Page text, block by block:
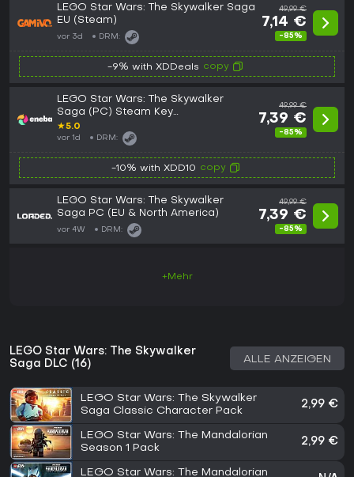
LEGO Star Wars: The Skywalker Saga
EU (Steam)
vor 3d DRM:
49,99 €
7,14 €
-85%
-9% with XDDeals copy
LEGO Star Wars: The Skywalker
Saga (PC) Steam Key
EUROPE/NORTH AMERICA
★5.0
vor 1d DRM:
49,99 €
7,39 €
-85%
-10% with XDD10 copy
LEGO Star Wars: The Skywalker
Saga PC (EU & North America)
vor 4W DRM:
49,99 €
7,39 €
-85%
+Mehr
LEGO Star Wars: The Skywalker
Saga DLC (16)
ALLE ANZEIGEN
LEGO Star Wars: The Skywalker
Saga Classic Character Pack
2,99 €
LEGO Star Wars: The Mandalorian
Season 1 Pack
2,99 €
LEGO Star Wars: The Mandalorian